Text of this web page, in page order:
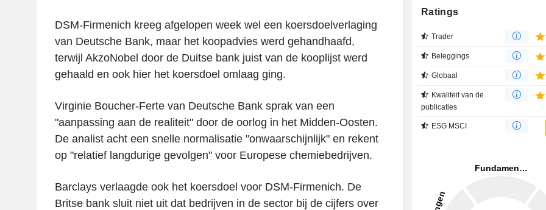
DSM-Firmenich kreeg afgelopen week wel een koersdoelverlaging
van Deutsche Bank, maar het koopadvies werd gehandhaafd,
terwijl AkzoNobel door de Duitse bank juist van de kooplijst werd
gehaald en ook hier het koersdoel omlaag ging.
Virginie Boucher-Ferte van Deutsche Bank sprak van een
"aanpassing aan de realiteit" door de oorlog in het Midden-Oosten.
De analist acht een snelle normalisatie "onwaarschijnlijk" en rekent
op "relatief langdurige gevolgen" voor Europese chemiebedrijven.
Barclays verlaagde ook het koersdoel voor DSM-Firmenich. De
Britse bank sluit niet uit dat bedrijven in de sector bij de cijfers over
Ratings
Trader
Beleggings
Globaal
Kwaliteit van de
publicaties
ESG MSCI